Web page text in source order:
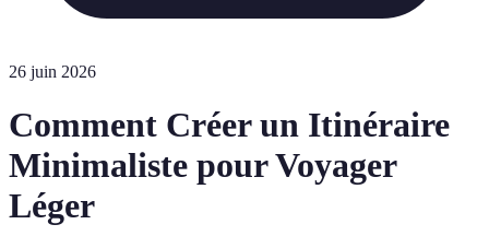
26 juin 2026
Comment Créer un Itinéraire
Minimaliste pour Voyager
Léger